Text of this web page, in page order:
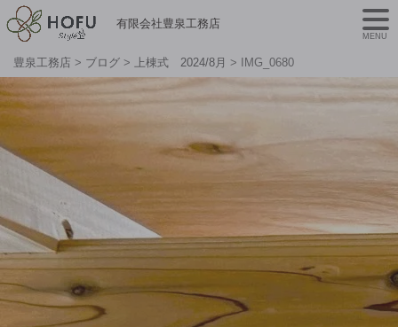
有限会社豊泉工務店
豊泉工務店 > ブログ > 上棟式 2024/8月 > IMG_0680
MENU